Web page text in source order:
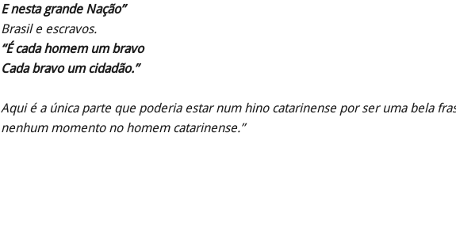
E nesta grande Nação”
Brasil e escravos.
“É cada homem um bravo
Cada bravo um cidadão.”
Aqui é a única parte que poderia estar num hino catarinense por ser uma bela
nenhum momento no homem catarinense.”